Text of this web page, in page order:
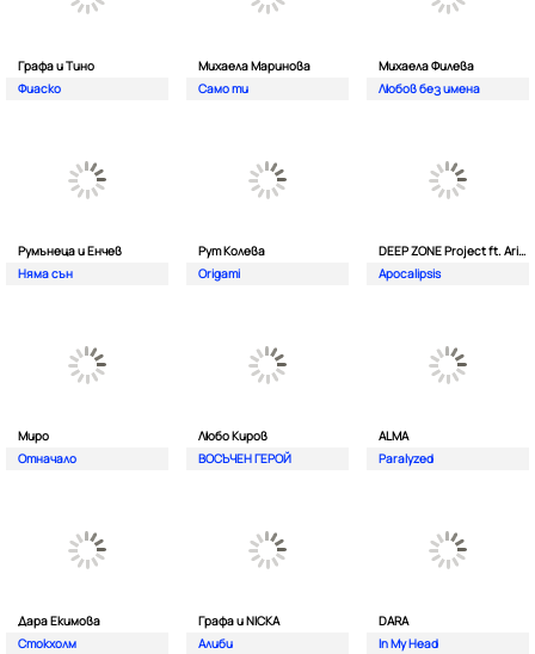
Графа и Тино
Фиаско
Михаела Маринова
Само ти
Михаела Филева
Любов без имена
Румънеца и Енчев
Няма сън
Рут Колева
Origami
DEEP ZONE Project ft. Aristos Constantinou
Apocalipsis
Миро
Отначало
Любо Киров
ВОСЪЧЕН ГЕРОЙ
ALMA
Paralyzed
Дара Екимова
Стокхолм
Графа и NICKA
Алиби
DARA
In My Head